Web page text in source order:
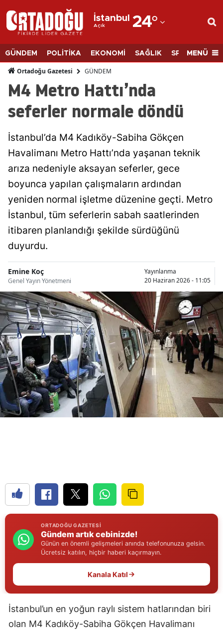
İstanbul
Açık 24°
Adana
Adıyaman
Afyonkarahisar
Ağrı
Amasya
Ankara
Antalya
Artvin
Aydın
Balıkesir
Bilecik
Bolu
Burdur
Bursa
Çanakkale
Çankırı
Çorum
Denizli
Erzincan
Eskişehir
Gaziantep
Gümüşhane
Hakkari
GÜNDEM POLİTİKA EKONOMİ SAĞLIK SPORMENÜ
Ortadoğu Gazetesi GÜNDEM
M4 Metro Hattı’nda
seferler normale döndü
İstanbul’da M4 Kadıköy-Sabiha Gökçen
Havalimanı Metro Hattı’nda yaşanan teknik
arıza nedeniyle aksayan seferler, gece
boyunca yapılan çalışmaların ardından
yeniden normal işletme düzenine geçti. Metro
İstanbul, tüm seferlerin sabah saatlerinden
itibaren planlandığı şekilde sürdüğünü
duyurdu.
Emine Koç
Genel Yayın Yönetmeni
Yayınlanma
20 Haziran 2026 - 11:05
ORTADOĞU GAZETESI
Gündem artık cebinizde!
Günün en önemli gelişmeleri anında telefonunuza gelsin.
Ücretsiz katılın, hiçbir haberi kaçırmayın.
Kanala Katıl
İstanbul’un en yoğun raylı sistem hatlarından biri
olan M4 Kadıköy-Sabiha Gökçen Havalimanı